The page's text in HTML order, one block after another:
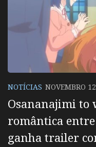
NOTÍCIAS NOVEMBRO
Osananajimi to
romântica
ganha trailer